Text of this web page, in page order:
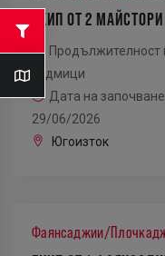
ЕКИП ОТ 2
Продължителност
седмици
Дата на
29/06/2026
Югоизток
Фаянсаджии/